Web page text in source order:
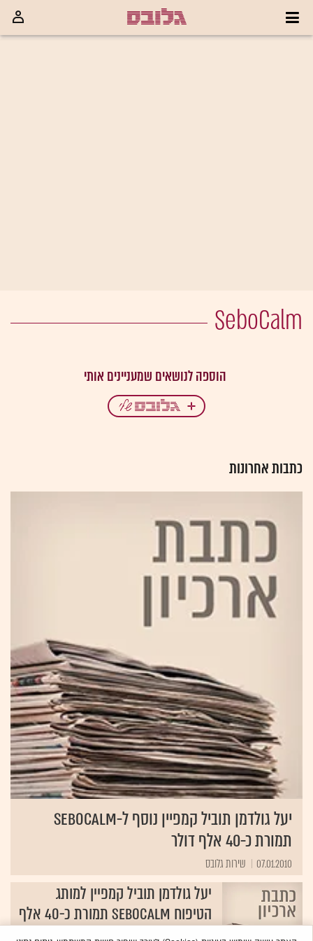
SeboCalm
כתבות אחרונות
יעל גולדמן תוביל קמפיין נוסף ל-SeboCalm
תמורת כ-40 אלף דולר
07.01.2010 שירות גלובס‏
יעל גולדמן תוביל קמפיין למותג
הטיפוח SeboCalm תמורת כ-40 אלף
דולר